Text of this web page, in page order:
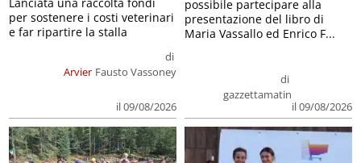
Arvier
di
Fausto Vassoney
il 09/08/2026
per sostenere i costi veterinari
e far ripartire la stalla
di
gazzettamatin
il 09/08/2026
possibile partecipare alla
presentazione del libro di
Maria Vassallo ed Enrico F...